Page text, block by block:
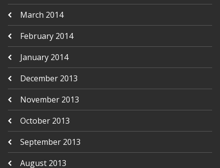
March 2014
February 2014
January 2014
December 2013
November 2013
October 2013
September 2013
August 2013